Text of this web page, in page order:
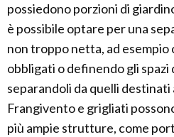
possiedono porzioni di
è possibile optare per una
non troppo netta, ad esempio
obbligati o definendo gli spazi
separandoli da quelli
Frangivento e grigliati
più ampie strutture, come